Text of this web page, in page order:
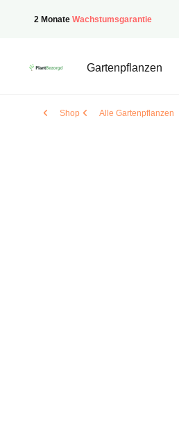
2 Monate Wachstumsgarantie
PflanzenGeliefert
Gartenpflanzen
Shop Alle Gartenpflanzen